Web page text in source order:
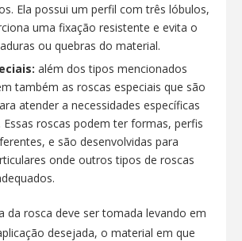
Ela possui um perfil com três lóbulos,
uma fixação resistente e evita o
ou quebras do material.
além dos tipos mencionados
também as roscas especiais que são
atender a necessidades específicas
Essas roscas podem ter formas, perfis
e são desenvolvidas para
onde outros tipos de roscas
da rosca deve ser tomada levando em
desejada, o material em que